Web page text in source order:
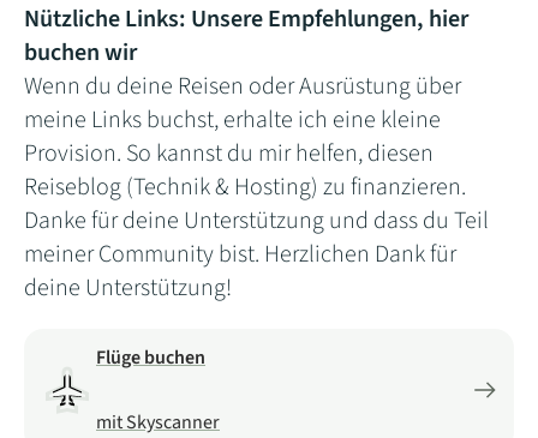
Nützliche Links: Unsere Empfehlungen, hier
buchen wir
Wenn du deine Reisen oder Ausrüstung über
meine Links buchst, erhalte ich eine kleine
Provision. So kannst du mir helfen, diesen
Reiseblog (Technik & Hosting) zu finanzieren.
Danke für deine Unterstützung und dass du Teil
meiner Community bist. Herzlichen Dank für
deine Unterstützung!
Flüge buchen
mit Skyscanner